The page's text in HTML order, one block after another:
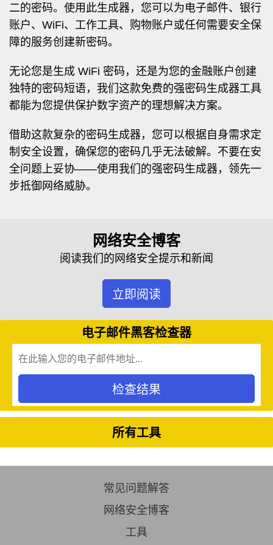
二的密码。使用此生成器，您可以为电子邮件、银行
账户、WiFi、工作工具、购物账户或任何需要安全保
障的服务创建新密码。
无论您是生成 WiFi 密码，还是为您的金融账户创建
独特的密码短语，我们这款免费的强密码生成器工具
都能为您提供保护数字资产的理想解决方案。
借助这款复杂的密码生成器，您可以根据自身需求定
制安全设置，确保您的密码几乎无法破解。不要在安
全问题上妥协——使用我们的强密码生成器，领先一
步抵御网络威胁。
网络安全博客
阅读我们的网络安全提示和新闻
立即阅读
电子邮件黑客检查器
检查结果
所有工具
常见问题解答
网络安全博客
工具